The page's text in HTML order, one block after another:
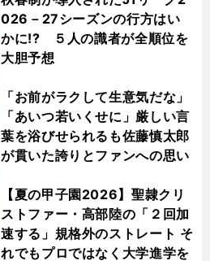
026－27シーズンの行方はい
かに!? ５人の識者が全順位を
大胆予想
「お前がラクして生意気だな」
「あいつ若いくせに」厳しい言
葉を浴びせられるも佐藤慎太郎
が貫いた誇りとファンへの思い
【夏の甲子園2026】聖隷クリ
ストファー・高部陸の「２回加
速する」規格外のストレート そ
れでもプロではなく大学進学を